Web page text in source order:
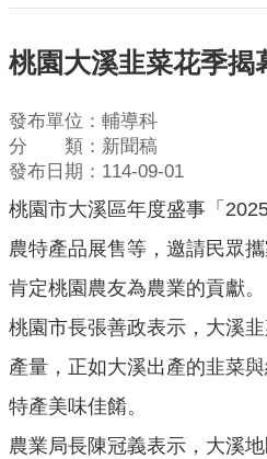
桃園大溪韭菜花季揭
發布單位：輔導科
分 類：新聞稿
發布日期：114-09-01
桃園市大溪區年度盛事「
農特產品展售等，邀請民眾
肯定桃園農友為農業的貢獻。
桃園市長張善政表示，大溪
產量，正如大溪出產的韭菜
特產美味佳餚。
農業局長陳冠義表示，大溪